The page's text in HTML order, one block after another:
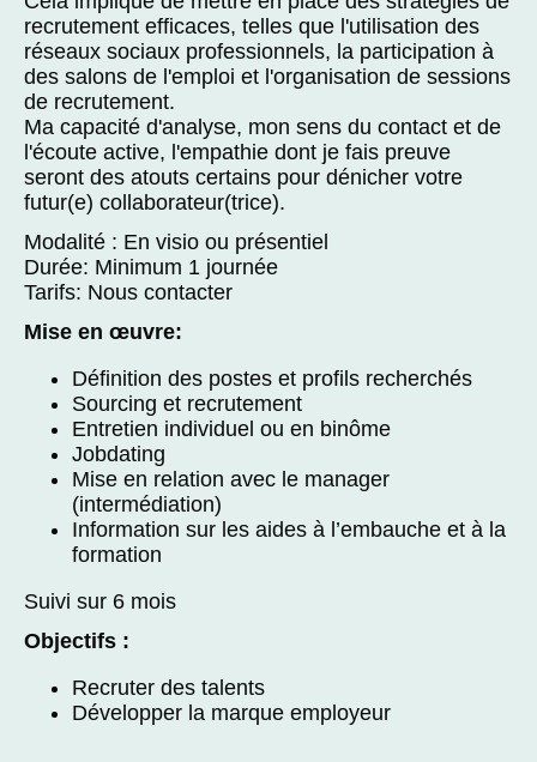
recrutement efficaces, telles que l'utilisation des
réseaux sociaux professionnels, la participation à
des salons de l'emploi et l'organisation de sessions
de recrutement.
Ma capacité d'analyse, mon sens du contact et de
l'écoute active, l'empathie dont je fais preuve
seront des atouts certains pour dénicher votre
futur(e) collaborateur(trice).
Modalité : En visio ou présentiel
Durée: Minimum 1 journée
Tarifs: Nous contacter
Mise en œuvre:
Définition des postes et profils recherchés
Sourcing et recrutement
Entretien individuel ou en binôme
Jobdating
Mise en relation avec le manager
(intermédiation)
Information sur les aides à l’embauche et à la
formation
Suivi sur 6 mois
Objectifs :
Recruter des talents
Développer la marque employeur